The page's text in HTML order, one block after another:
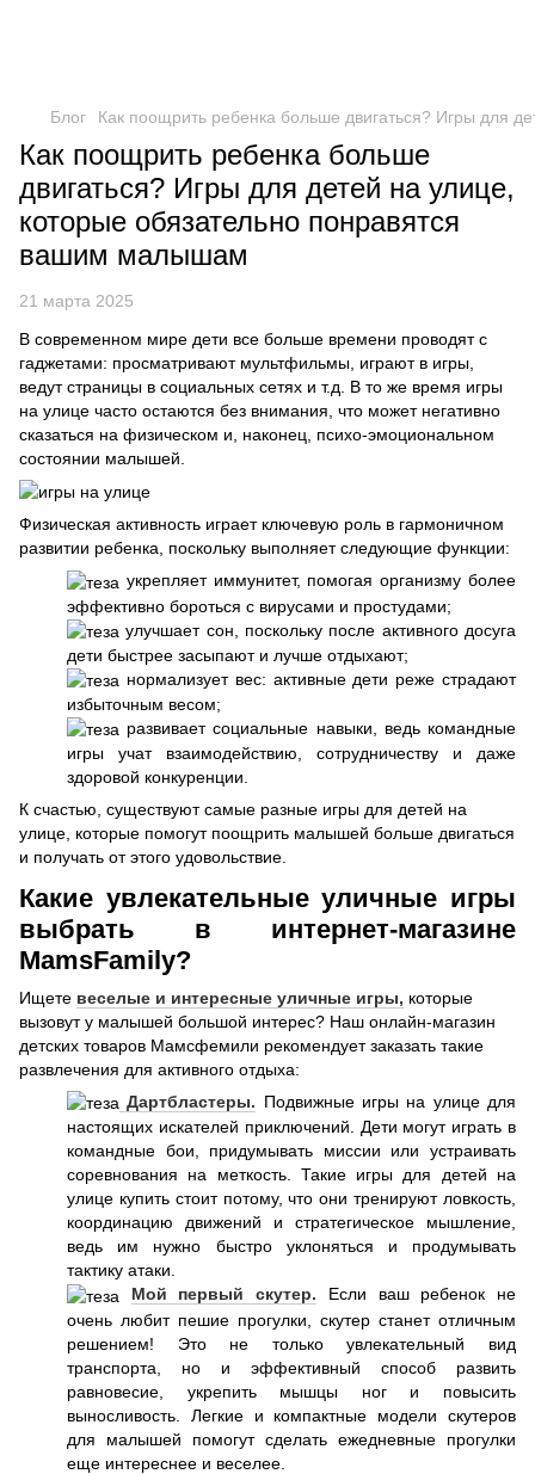
Блог Как поощрить ребенка больше двигаться? Игры для
Как поощрить ребенка больше
двигаться? Игры для детей на улице,
которые обязательно понравятся
вашим малышам
21 марта 2025
В современном мире дети все больше времени проводят с
гаджетами: просматривают мультфильмы, играют в игры,
ведут страницы в социальных сетях и т.д. В то же время игры
на улице часто остаются без внимания, что может негативно
сказаться на физическом и, наконец, психо-эмоциональном
состоянии малышей.
Физическая активность играет ключевую роль в гармоничном
развитии ребенка, поскольку выполняет следующие функции:
укрепляет иммунитет, помогая организму более
эффективно бороться с вирусами и простудами;
улучшает сон, поскольку после активного досуга
дети быстрее засыпают и лучше отдыхают;
нормализует вес: активные дети реже страдают
избыточным весом;
развивает социальные навыки, ведь командные
игры учат взаимодействию, сотрудничеству и даже
здоровой конкуренции.
К счастью, существуют самые разные игры для детей на
улице, которые помогут поощрить малышей больше двигаться
и получать от этого удовольствие.
Какие увлекательные уличные игры
выбрать в интернет-магазине
MamsFamily?
Ищете веселые и интересные уличные игры, которые
вызовут у малышей большой интерес? Наш онлайн-магазин
детских товаров Мамсфемили рекомендует заказать такие
развлечения для активного отдыха:
Дартбластеры. Подвижные игры на улице для
настоящих искателей приключений. Дети могут играть в
командные бои, придумывать миссии или устраивать
соревнования на меткость. Такие игры для детей на
улице купить стоит потому, что они тренируют ловкость,
координацию движений и стратегическое мышление,
ведь им нужно быстро уклоняться и продумывать
тактику атаки.
Мой первый скутер. Если ваш ребенок не
очень любит пешие прогулки, скутер станет отличным
решением! Это не только увлекательный вид
транспорта, но и эффективный способ развить
равновесие, укрепить мышцы ног и повысить
выносливость. Легкие и компактные модели скутеров
для малышей помогут сделать ежедневные прогулки
еще интереснее и веселее.